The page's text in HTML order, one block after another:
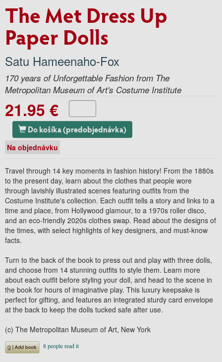
The Met Dress Up
Paper Dolls
Satu Hameenaho-Fox
170 years of Unforgettable Fashion from The
Metropolitan Museum of Art's Costume Institute
21.95 €
Do košíka (predobjednávka)
Na objednávku
Travel through 14 key moments in fashion history! From the 1880s
to the present day, learn about the clothes that people wore
through lavishly illustrated scenes featuring outfits from the
Costume Institute's collection. Each outfit tells a story and links to a
time and place, from Hollywood glamour, to a 1970s roller disco,
and an eco-friendly 2020s clothes swap. Read about the designs of
the times, with select highlights of key designers, and must-know
facts.
Turn to the back of the book to press out and play with three dolls,
and choose from 14 stunning outfits to style them. Learn more
about each outfit before styling your doll, and head to the scene in
the book for hours of imaginative play. This luxury keepsake is
perfect for gifting, and features an integrated sturdy card envelope
at the back to keep the dolls tucked safe after use.
(c) The Metropolitan Museum of Art, New York